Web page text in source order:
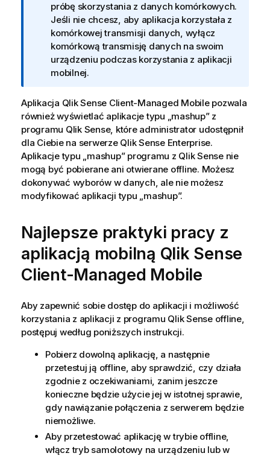
r
m
a
c
j
a
próbę skorzystania z danych komórkowych.
Jeśli nie chcesz, aby aplikacja korzystała z
komórkowej transmisji danych, wyłącz
komórkową transmisję danych na swoim
urządzeniu podczas korzystania z aplikacji
mobilnej.
Aplikacja Qlik Sense Client-Managed Mobilepozwala
również wyświetlać aplikacje typu „mashup” z
programu Qlik Sense, które administrator udostępnił
dla Ciebie na serwerze Qlik Sense Enterprise.
Aplikacje typu „mashup” programu z Qlik Sensenie
mogą być pobierane ani otwierane offline. Możesz
dokonywać wyborów w danych, ale nie możesz
modyfikować aplikacji typu „mashup”.
Najlepsze praktyki pracy z
aplikacją mobilną Qlik Sense
Client-Managed Mobile
Aby zapewnić sobie dostęp do aplikacji i możliwość
korzystania z aplikacji z programu Qlik Senseoffline,
postępuj według poniższych instrukcji.
Pobierz dowolną aplikację, a następnie
przetestuj ją offline, aby sprawdzić, czy działa
zgodnie z oczekiwaniami, zanim jeszcze
konieczne będzie użycie jej w istotnej sprawie,
gdy nawiązanie połączenia z serwerem będzie
niemożliwe.
Aby przetestować aplikację w trybie offline,
włącz tryb samolotowy na urządzeniu lub w